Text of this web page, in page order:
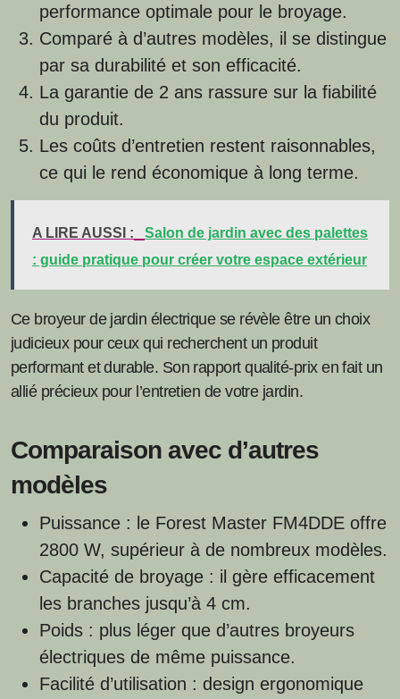
performance optimale pour le broyage.
Comparé à d’autres modèles, il se distingue
par sa durabilité et son efficacité.
La garantie de 2 ans rassure sur la fiabilité
du produit.
Les coûts d’entretien restent raisonnables,
ce qui le rend économique à long terme.
A LIRE AUSSI :
Salon de jardin avec des palettes
: guide pratique pour créer votre espace extérieur
Ce broyeur de jardin électrique se révèle être un choix
judicieux pour ceux qui recherchent un produit
performant et durable. Son rapport qualité-prix en fait un
allié précieux pour l’entretien de votre jardin.
Comparaison avec d’autres
modèles
Puissance : le Forest Master FM4DDE offre
2800 W, supérieur à de nombreux modèles.
Capacité de broyage : il gère efficacement
les branches jusqu’à 4 cm.
Poids : plus léger que d’autres broyeurs
électriques de même puissance.
Facilité d’utilisation : design ergonomique